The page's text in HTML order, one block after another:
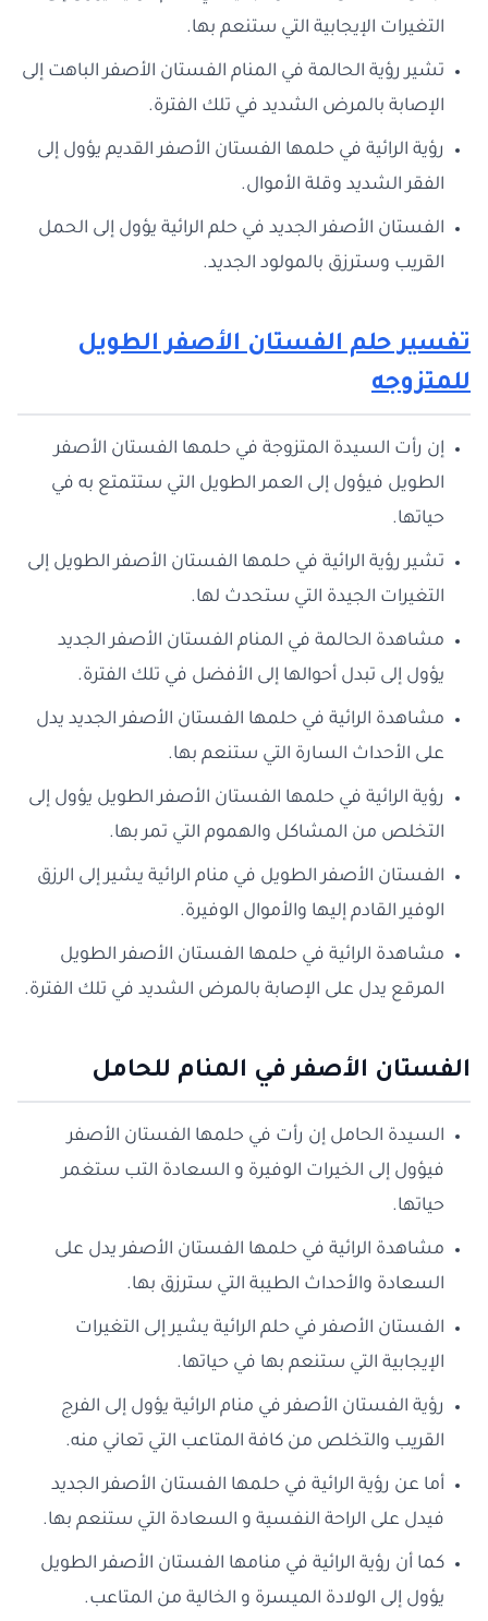
التغيرات الإيجابية التي ستنعم بها.
تشير رؤية الحالمة في المنام الفستان الأصفر الباهت إلى
الإصابة بالمرض الشديد في تلك الفترة.
رؤية الرائية في حلمها الفستان الأصفر القديم يؤول إلى
الفقر الشديد وقلة الأموال.
الفستان الأصفر الجديد في حلم الرائية يؤول إلى الحمل
القريب وسترزق بالمولود الجديد.
تفسير حلم الفستان الأصفر الطويل
للمتزوجه
إن رأت السيدة المتزوجة في حلمها الفستان الأصفر
الطويل فيؤول إلى العمر الطويل التي ستتمتع به في
حياتها.
تشير رؤية الرائية في حلمها الفستان الأصفر الطويل إلى
التغيرات الجيدة التي ستحدث لها.
مشاهدة الحالمة في المنام الفستان الأصفر الجديد
يؤول إلى تبدل أحوالها إلى الأفضل في تلك الفترة.
مشاهدة الرائية في حلمها الفستان الأصفر الجديد يدل
على الأحداث السارة التي ستنعم بها.
رؤية الرائية في حلمها الفستان الأصفر الطويل يؤول إلى
التخلص من المشاكل والهموم التي تمر بها.
الفستان الأصفر الطويل في منام الرائية يشير إلى الرزق
الوفير القادم إليها والأموال الوفيرة.
مشاهدة الرائية في حلمها الفستان الأصفر الطويل
المرقع يدل على الإصابة بالمرض الشديد في تلك الفترة.
الفستان الأصفر في المنام للحامل
السيدة الحامل إن رأت في حلمها الفستان الأصفر
فيؤول إلى الخيرات الوفيرة و السعادة التب ستغمر
حياتها.
مشاهدة الرائية في حلمها الفستان الأصفر يدل على
السعادة والأحداث الطيبة التي سترزق بها.
الفستان الأصفر في حلم الرائية يشير إلى التغيرات
الإيجابية التي ستنعم بها في حياتها.
رؤية الفستان الأصفر في منام الرائية يؤول إلى الفرج
القريب والتخلص من كافة المتاعب التي تعاني منه.
أما عن رؤية الرائية في حلمها الفستان الأصفر الجديد
فيدل على الراحة النفسية و السعادة التي ستنعم بها.
كما أن رؤية الرائية في منامها الفستان الأصفر الطويل
يؤول إلى الولادة الميسرة و الخالية من المتاعب.